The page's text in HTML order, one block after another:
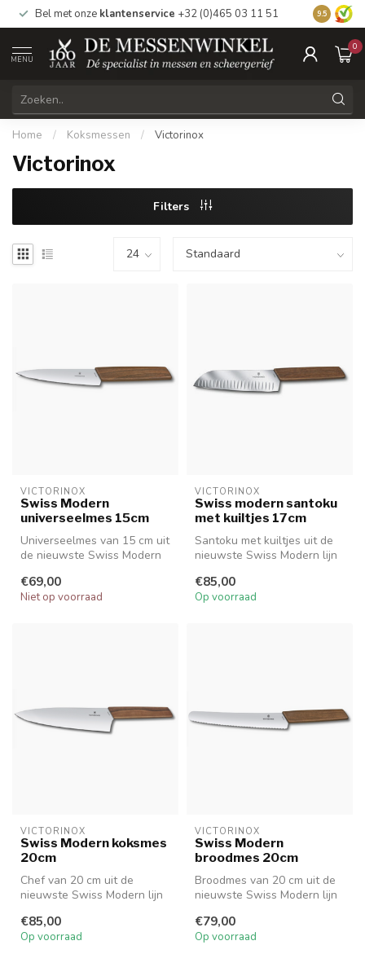
Bel met onze klantenservice +32 (0)465 03 11 51 Bezoek
9.5
MENU
0
Home / Koksmessen / Victorinox
Victorinox
Filters
VICTORINOX
Swiss Modern
universeelmes 15cm
Universeelmes van 15 cm uit
de nieuwste Swiss Modern
€69,00
Niet op voorraad
VICTORINOX
Swiss modern santoku
met kuiltjes 17cm
Santoku met kuiltjes uit de
nieuwste Swiss Modern lijn
€85,00
Op voorraad
VICTORINOX
Swiss Modern koksmes
20cm
Chef van 20 cm uit de
nieuwste Swiss Modern lijn
€85,00
Op voorraad
VICTORINOX
Swiss Modern
broodmes 20cm
Broodmes van 20 cm uit de
nieuwste Swiss Modern lijn
€79,00
Op voorraad